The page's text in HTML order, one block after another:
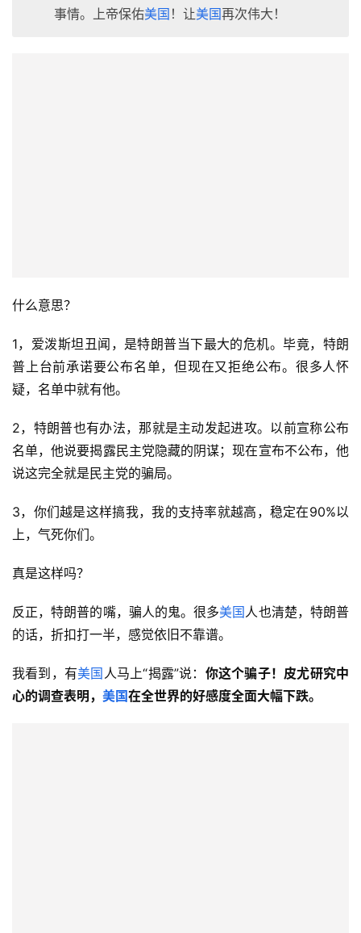
事情。上帝保佑美国 ！让美国再次伟大！
什么意思？
1，爱泼斯坦丑闻，是特朗普当下最大的危机。毕竟，特朗
普上台前承诺要公布名单，但现在又拒绝公布。很多人怀
疑，名单中就有他。
2，特朗普也有办法，那就是主动发起进攻。以前宣称公布
名单，他说要揭露民主党隐藏的阴谋；现在宣布不公布，他
说这完全就是民主党的骗局。
3，你们越是这样搞我，我的支持率就越高，稳定在90%以
上，气死你们。
真是这样吗？
反正，特朗普的嘴，骗人的鬼。很多美国人也清楚，特朗普
的话，折扣打一半，感觉依旧不靠谱。
我看到，有美国 人马上“揭露”说： 你这个骗子！皮尤研究中
心的调查表明， 美国在全世界的好感度全面大幅下跌。